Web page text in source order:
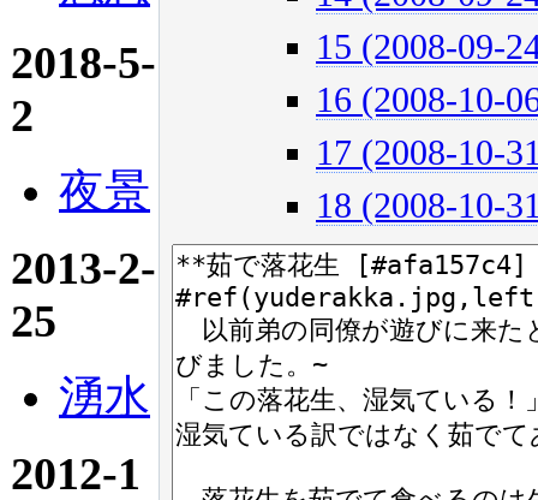
2018-5-
2
夜景
2013-2-
25
湧水
2012-1
15 (2008-09-
16 (2008-10-
17 (2008-10-
18 (2008-10-